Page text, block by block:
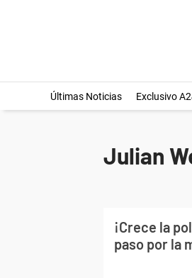
Últimas Noticias Exclusivo
Julian
¡Crece la
paso por la